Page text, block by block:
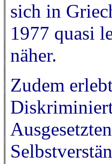
sich in
1977 quasi
näher.
Zudem